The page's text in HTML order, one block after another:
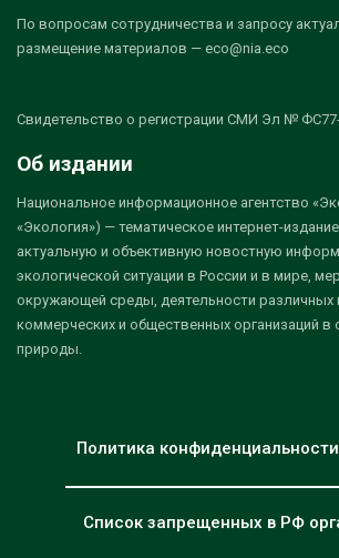
По вопросам сотрудничества и запросу
размещение материалов — eco@nia.eco
Свидетельство о регистрации СМИ Эл №
Об издании
Национальное информационное агентство
«Экология») — тематическое интернет-
актуальную и объективную новостную
экологической ситуации в России и в мире,
окружающей среды, деятельности различных
коммерческих и общественных организаций
природы.
Политика
Список запрещенных в РФ